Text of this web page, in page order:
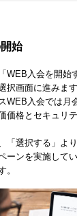
始
WEB入会を開始
択画面に進みます
WEB入会では月
価格とセキュリ
「選択する」よ
ーンを実施して
。